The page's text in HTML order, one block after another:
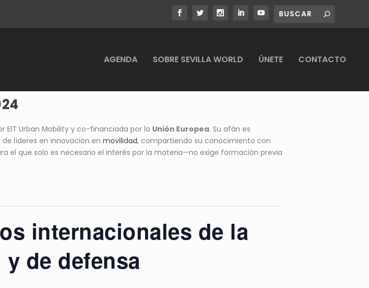
AGENDA SOBRE SEVILLA WORLD ÚNETE CONTACTO
EIT Urban Mobility y co-financiada por la Unión Europea. Su afán es
líderes en innovación en movilidad, compartiendo su conocimiento con
el que solo es necesario el interés por la materia—no exige formación previa
internacionales de la
de defensa